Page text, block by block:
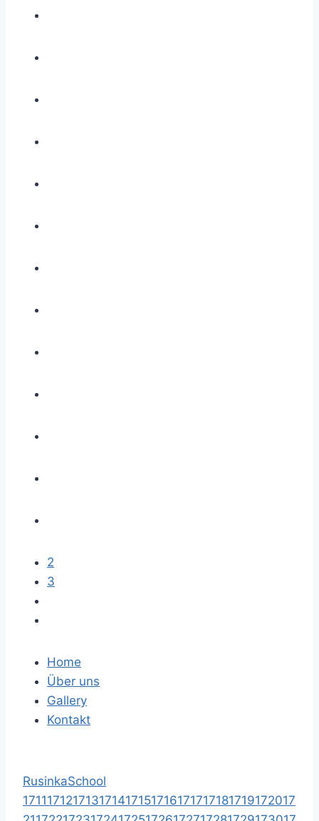
2
3
Home
Über uns
Gallery
Kontakt
RusinkaSchool
171117121713171417151716171717181719172017